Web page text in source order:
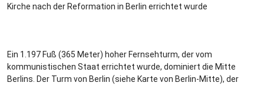
Kirche nach der Reformation in Berlin errichtet wurde
Ein 1.197 Fuß (365 Meter) hoher Fernsehturm, der vom
kommunistischen Staat errichtet wurde, dominiert die Mitte
Berlins. Der Turm von Berlin (siehe Karte von Berlin-Mitte), der